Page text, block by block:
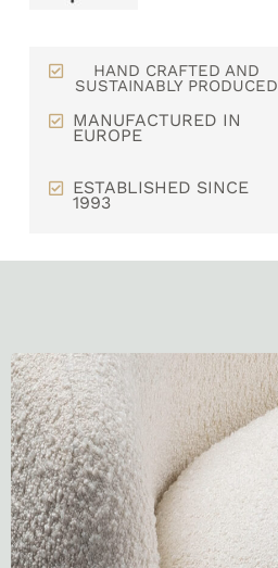
HAND CRAFTED AND
SUSTAINABLY PRODUCED
MANUFACTURED IN
EUROPE
ESTABLISHED SINCE
1993